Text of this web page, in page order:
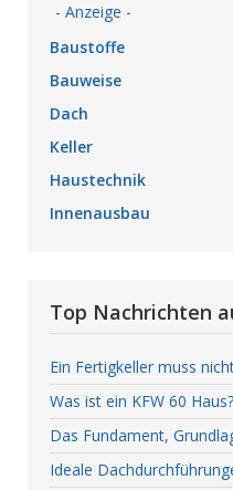
- Anzeige -
Baustoffe
Bauweise
Dach
Keller
Haustechnik
Innenausbau
Top Nachrichten
Ein Fertigkeller muss
Was ist ein KFW 60 Haus?
Das Fundament,
Ideale